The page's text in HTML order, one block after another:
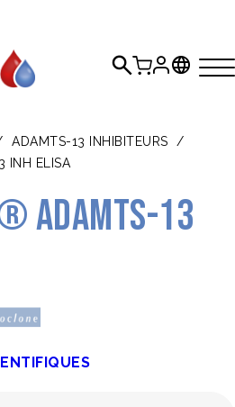
ADAMTS-13 INHIBITEURS
/
INH ELISA
ADAMTS-13